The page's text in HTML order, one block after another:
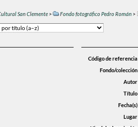
San Clemente> Fondo fotográfico Pedro Román>
Código de referencia
Fondo/colección
Autor
Título
Fecha(s)
Lugar